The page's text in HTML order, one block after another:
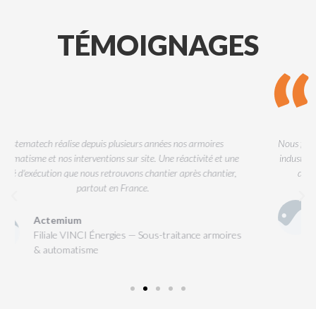
TÉMOIGNAGES
Nous faisons appel à Systematech sur nos projets GTB tertiaires et
industriels. Leur maîtrise technique et leur capacité à intervenir en
délégation sur site font d'eux un partenaire de confiance.
Filiale ENGIE Solutions — GTB & délégation
technique